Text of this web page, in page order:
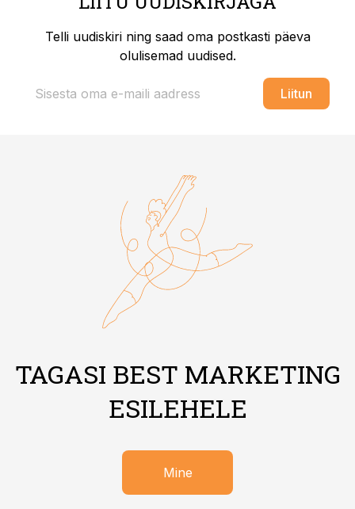
Telli uudiskiri ning saad oma postkasti päeva
olulisemad uudised.
Liitun
TAGASI BEST MARKETING
ESILEHELE
Mine